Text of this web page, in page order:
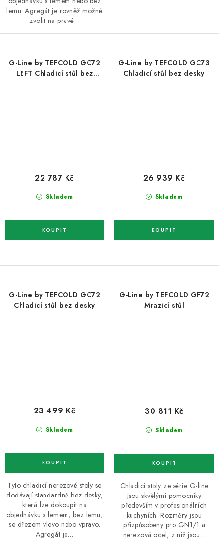
lemu. Agregát je rovněž možné
zvolit na pravé…
G-Line by TEFCOLD GC72
LEFT Chladicí stůl bez
Skladem
22 787 Kč
…
G-Line by TEFCOLD GC73
Chladicí stůl bez desky
Skladem
26 939 Kč
…
G-Line by TEFCOLD GC72
Chladicí stůl bez desky
Skladem
23 499 Kč
Tyto chladicí nerezové stoly se
dodávají standardně bez desky,
která lze dokoupit na
objednávku s lemem, bez lemu,
se dřezem vlevo nebo vpravo.
Agregát je…
G-Line by TEFCOLD GF72
Mrazicí stůl
Skladem
30 811 Kč
Chladicí stoly ze série G-line
jsou skvělými pomocníky
především v profesionálních
kuchyních. Rozměry jsou
přizpůsobeny pro GN1/1 a
nerezová ocel, z níž jsou…